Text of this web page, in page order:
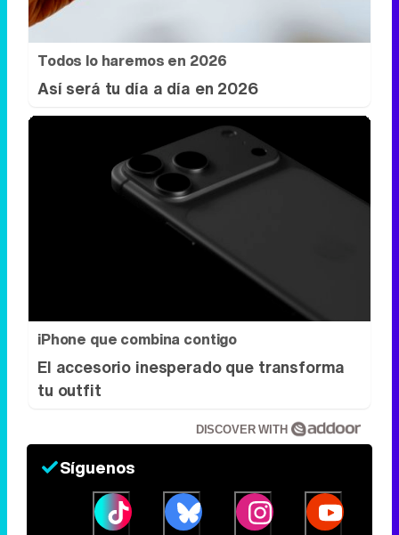
Todos lo haremos en 2026
Así será tu día a día en 2026
iPhone que combina contigo
El accesorio inesperado que transforma
tu outfit
DISCOVER WITH
Síguenos